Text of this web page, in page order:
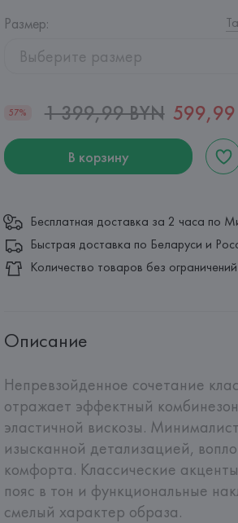
Размер:
Выберите размер
57% 1 399,99 BYN 599,99
В корзину
Бесплатная доставка за 2 часа по
Быстрая доставка по Беларуси и
Количество товаров без ограничений
Описание
Непревзойденное сочетание
отражает эффектный
эластичной вискозы.
изысканной детализацией,
комфорта. Классические
пояс в тон и функциональные
смелый характер образа.